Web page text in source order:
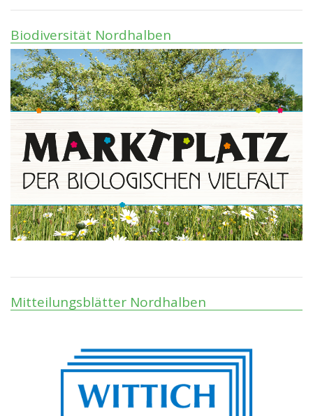
Biodiversität Nordhalben
Mitteilungsblätter Nordhalben